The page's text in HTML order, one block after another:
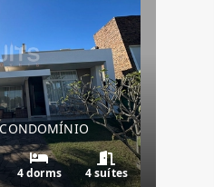
4 dorms 4 suítes